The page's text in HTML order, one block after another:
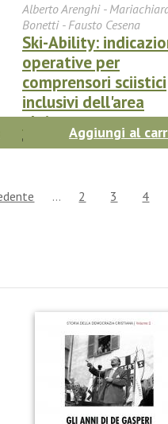
Alberto Arenghi -
Bonetti - Fausto Cesena
Ski-Ability:
operative per
comprensori sciistici
inclusivi dell'area
alpina
€0.00 Aggiungi al
… 2 3 4